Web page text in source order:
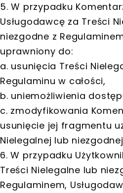
5. W przypadku
Usługodawcę za Treści
niezgodne z
uprawniony do:
a. usunięcia Treści
Regulaminu w całości,
b. uniemożliwienia
c. zmodyfikowania
usunięcie jej fragmentu
Nielegalnej lub
6. W przypadku
Treści Nielegalne lub
Regulaminem,